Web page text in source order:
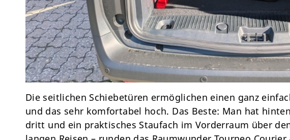
Die seitlichen Schiebetüren ermöglichen einen ganz
und das sehr komfortabel hoch. Das Beste: Man hat
dritt und ein praktisches Staufach im Vorderraum über